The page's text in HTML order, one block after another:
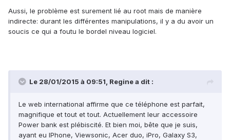
Aussi, le problème est surement lié au root mais de manière
indirecte: durant les différentes manipulations, il y a du avoir un
soucis ce qui a foutu le bordel niveau logiciel.
Le 28/01/2015 à 09:51, Regine a dit :
Le web international affirme que ce téléphone est parfait,
magnifique et tout et tout. Actuellement leur accessoire
Power bank est plébiscité. Et bien moi, bête que je suis,
ayant eu IPhone, Viewsonic, Acer duo, iPro, Galaxy S3,